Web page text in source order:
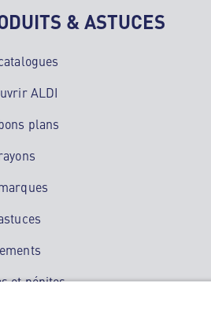
& ASTUCES
ALDI
plans
et pépites